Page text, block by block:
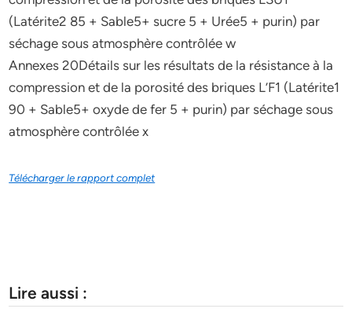
(Latérite2 85 + Sable5+ sucre 5 + Urée5 + purin) par
séchage sous atmosphère contrôlée w
Annexes 20Détails sur les résultats de la résistance à la
compression et de la porosité des briques L’F1 (Latérite1
90 + Sable5+ oxyde de fer 5 + purin) par séchage sous
atmosphère contrôlée x
Télécharger le rapport complet
Lire aussi :